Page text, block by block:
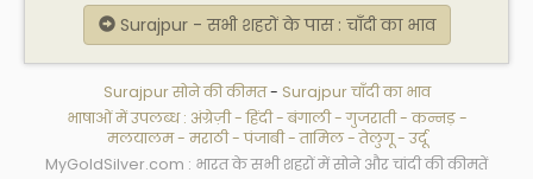
Surajpur - सभी शहरों के पास : चाँदी का भाव
Surajpur सोने की कीमत- Surajpur चाँदी का भाव
भाषाओं में उपलब्ध : अंग्रेज़ी-हिंदी-बंगाली-गुजराती-कन्नड़-
मलयालम- मराठी-पंजाबी-तामिल-तेलुगू-उर्दू
MyGoldSilver.com : भारत के सभी शहरों में सोने और चांदी की कीमतें